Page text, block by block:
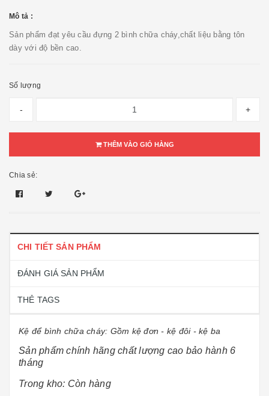
Mô tả :
Sản phẩm đạt yêu cầu đựng 2 bình chữa cháy,chất liệu bằng tôn
dày với độ bền cao.
Số lượng
- +
THÊM VÀO GIỎ HÀNG
Chia sẻ:
CHI TIẾT SẢN PHẨM
ĐÁNH GIÁ SẢN PHẨM
THẺ TAGS
Kệ để bình chữa cháy: Gồm kệ đơn - kệ đôi - kệ ba
Sản phẩm chính hãng chất lượng cao bảo hành 6
tháng
Trong kho: Còn hàng